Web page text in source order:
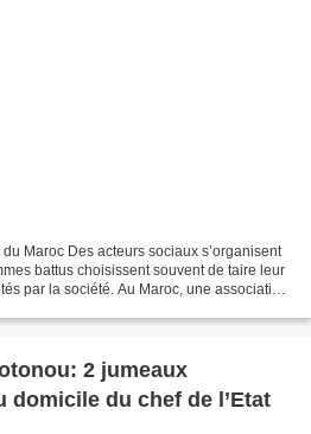
Maroc Des acteurs sociaux s’organisent
battus choisissent souvent de taire leur
par la société. Au Maroc, une association
2 jumeaux
domicile du chef de l’Etat